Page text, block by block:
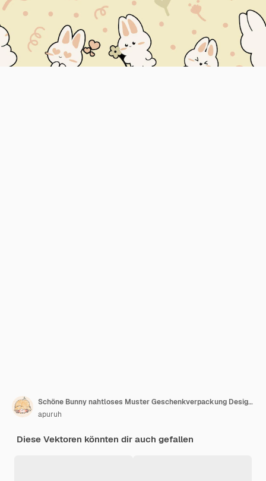
Schöne Bunny nahtloses Muster Geschenkverpackung Design Vektor-Illustration Hintergrund
apuruh
Diese Vektoren könnten dir auch gefallen